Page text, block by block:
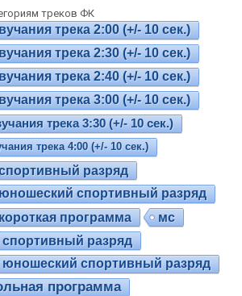
треков ФК
трека 2:00 (+/- 10 сек.)
трека 2:30 (+/- 10 сек.)
трека 2:40 (+/- 10 сек.)
трека 3:00 (+/- 10 сек.)
трека 3:30 (+/- 10 сек.)
трека 4:00 (+/- 10 сек.)
разряд
спортивный разряд
программа
мс
разряд
спортивный разряд
программа